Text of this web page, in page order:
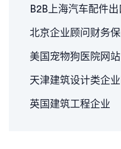
B2B上海汽车配件
北京企业顾问财务
美国宠物狗医院网站
天津建筑设计类企
英国建筑工程企业